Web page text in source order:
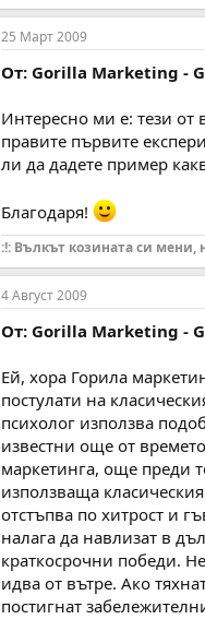
25 Март 2009
От: Gorilla Marketing -
Интересно ми е: тези от
правите първите
ли да дадете пример
Благодаря!
:!: Вълкът козината си мени,
4 Август 2009
От: Gorilla Marketing -
Ей, хора Горила
постулати на
психолог използва
известни още от
маркетинга, още преди
използваща
отстъпва по хитрост и
налага да навлизат в
краткосрочни победи.
идва от вътре. Ако
постигнат